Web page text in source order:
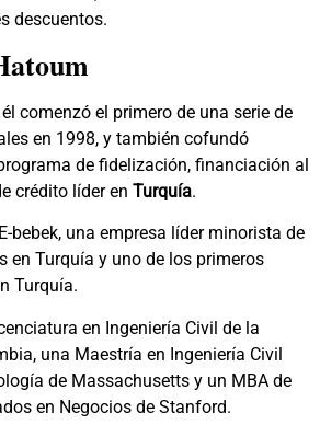
descuentos.
comenzó el primero de una serie de
en 1998, y también cofundó
de fidelización, financiación al
crédito líder en Turquía.
bebek, una empresa líder minorista de
en Turquía y uno de los primeros
Turquía.
en Ingeniería Civil de la
una Maestría en Ingeniería Civil
de Massachusetts y un MBA de
en Negocios de Stanford.